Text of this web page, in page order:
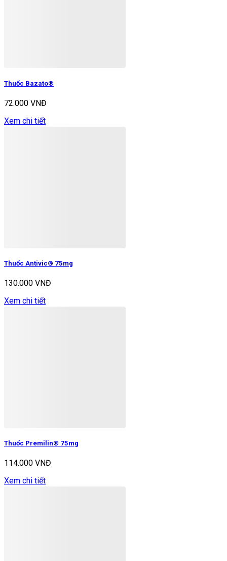
Thuốc Bazato®
72.000 VNĐ
Xem chi tiết
Thuốc Antivic® 75mg
130.000 VNĐ
Xem chi tiết
Thuốc Premilin® 75mg
114.000 VNĐ
Xem chi tiết